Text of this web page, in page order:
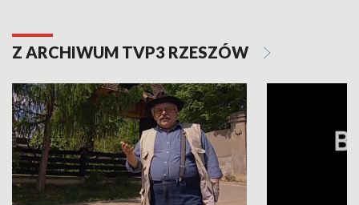
Z ARCHIWUM TVP3 RZESZÓW